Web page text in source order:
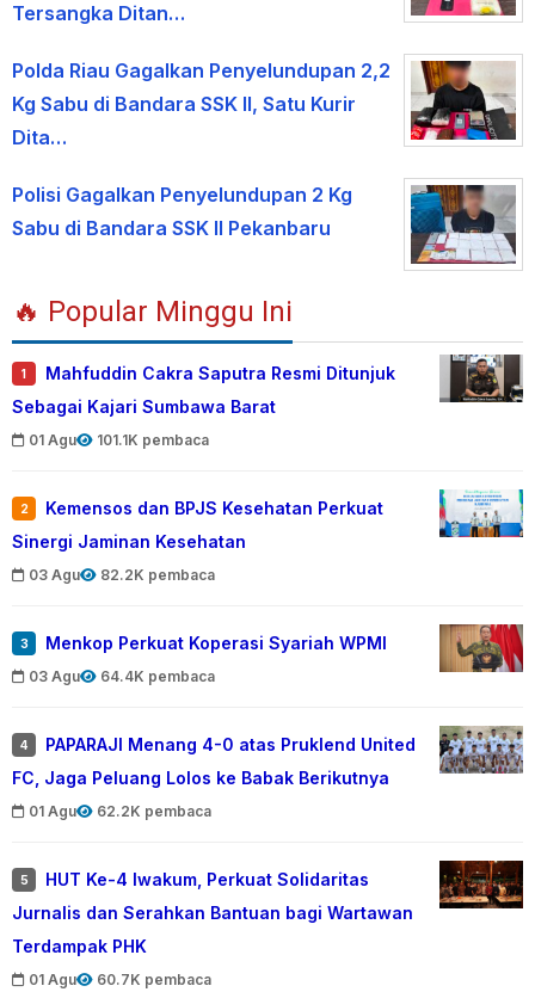
Tersangka Ditan…
Polda Riau Gagalkan Penyelundupan 2,2
Kg Sabu di Bandara SSK II, Satu Kurir
Dita…
Polisi Gagalkan Penyelundupan 2 Kg
Sabu di Bandara SSK II Pekanbaru
🔥 Popular Minggu Ini
1
Mahfuddin Cakra Saputra Resmi Ditunjuk
Sebagai Kajari Sumbawa Barat
01 Agu 101.1K pembaca
2
Kemensos dan BPJS Kesehatan Perkuat
Sinergi Jaminan Kesehatan
03 Agu 82.2K pembaca
3 Menkop Perkuat Koperasi Syariah WPMI
03 Agu 64.4K pembaca
4
PAPARAJI Menang 4-0 atas Pruklend United
FC, Jaga Peluang Lolos ke Babak Berikutnya
01 Agu 62.2K pembaca
5
HUT Ke-4 Iwakum, Perkuat Solidaritas
Jurnalis dan Serahkan Bantuan bagi Wartawan
Terdampak PHK
01 Agu 60.7K pembaca